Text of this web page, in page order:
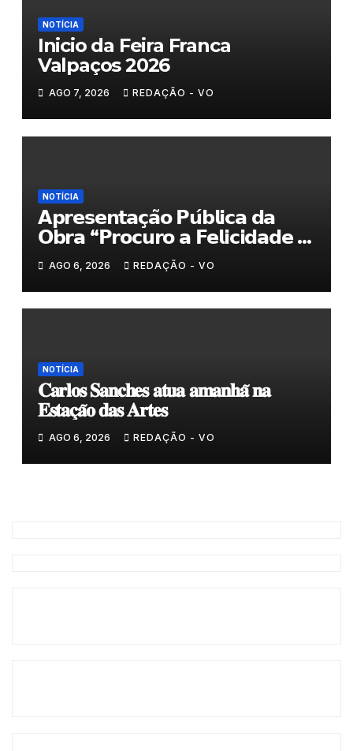
NOTÍCIA
Inicio da Feira Franca
Valpaços 2026
AGO 7, 2026 REDAÇÃO - VO
NOTÍCIA
𝗔𝗽𝗿𝗲𝘀𝗲𝗻𝘁𝗮𝗰̧𝗮̃𝗼 𝗣𝘂́𝗯𝗹𝗶𝗰𝗮 𝗱𝗮
𝗢𝗯𝗿𝗮 “𝗣𝗿𝗼𝗰𝘂𝗿𝗼 𝗮 𝗙𝗲𝗹𝗶𝗰𝗶𝗱𝗮𝗱𝗲 𝗲
𝗲𝗹𝗮 𝗺𝗼𝗿𝗮 𝗰𝗼𝗺𝗶𝗴𝗼”
AGO 6, 2026 REDAÇÃO - VO
NOTÍCIA
𝐂𝐚𝐫𝐥𝐨𝐬 𝐒𝐚𝐧𝐜𝐡𝐞𝐬 𝐚𝐭𝐮𝐚 𝐚𝐦𝐚𝐧𝐡𝐚̃ 𝐧𝐚
𝐄𝐬𝐭𝐚𝐜̧𝐚̃𝐨 𝐝𝐚𝐬 𝐀𝐫𝐭𝐞𝐬
AGO 6, 2026 REDAÇÃO - VO